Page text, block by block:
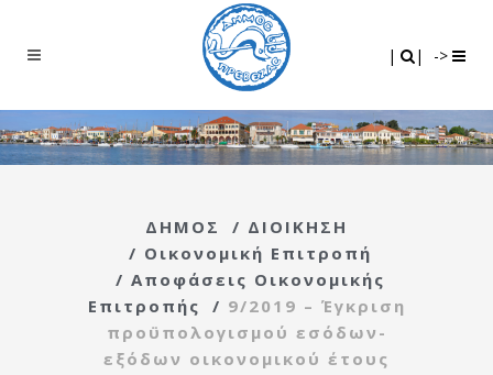
| | ->
ΔΗΜΟΣ / ΔΙΟΙΚΗΣΗ
/ Οικονομική Επιτροπή
/ Αποφάσεις Οικονομικής
Επιτροπής
/ 9/2019 – Έγκριση
προϋπολογισμού εσόδων-
εξόδων οικονομικού έτους